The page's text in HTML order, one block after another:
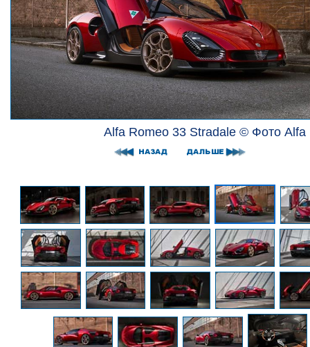
Alfa Romeo 33 Stradale © Фото Alfa